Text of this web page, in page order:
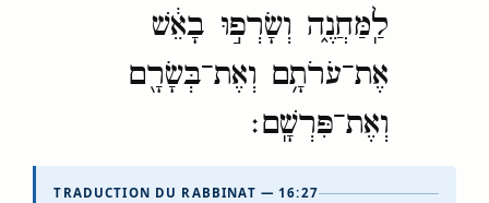
לַֽמַּחֲנֶ֑ה וְשָׂרְפ֣וּ בָאֵ֔שׁ
אֶת־עֹרֹתָ֥ם וְאֶת־בְּשָׂרָ֖ם
וְאֶת־פִּרְשָֽׁם׃
TRADUCTION DU RABBINAT — 16:27